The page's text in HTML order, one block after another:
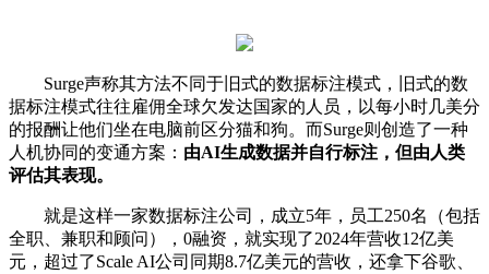
Surge声称其方法不同于旧式的数据标注模式，旧式的数
据标注模式往往雇佣全球欠发达国家的人员，以每小时几美分
的报酬让他们坐在电脑前区分猫和狗。而Surge则创造了一种
人机协同的变通方案： 由AI生成数据并自行标注，但由人类
评估其表现。
就是这样一家数据标注公司，成立5年，员工250名（包括
全职、兼职和顾问），0融资，就实现了2024年营收12亿美
元，超过了Scale AI公司同期8.7亿美元的营收，还拿下谷歌、